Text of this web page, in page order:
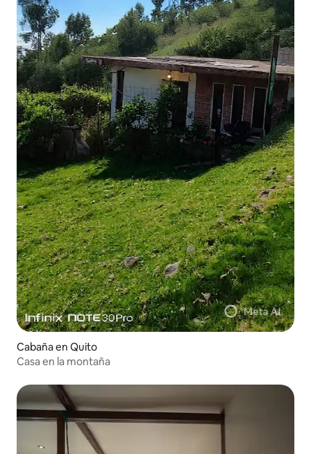
Cabaña en Quito
Casa en la montaña